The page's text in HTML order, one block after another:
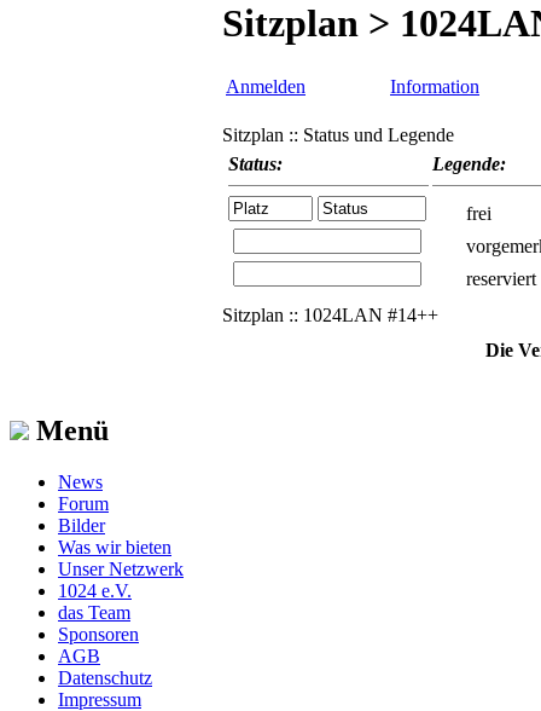
Menü
News
Forum
Bilder
Was wir bieten
Unser Netzwerk
1024 e.V.
das Team
Sponsoren
AGB
Datenschutz
Impressum
Sitzplan >
Anmelden Information
Sitzplan :: Status und Legende
Status:
Legende:
frei
reserviert
Sitzplan :: 1024LAN #14++
Die